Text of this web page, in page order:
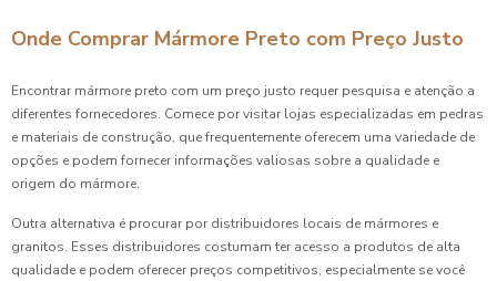
Onde Comprar Mármore Preto com Preço Justo
Encontrar mármore preto com um preço justo requer pesquisa e atenção a
diferentes fornecedores. Comece por visitar lojas especializadas em pedras
e materiais de construção, que frequentemente oferecem uma variedade de
opções e podem fornecer informações valiosas sobre a qualidade e
origem do mármore.
Outra alternativa é procurar por distribuidores locais de mármores e
granitos. Esses distribuidores costumam ter acesso a produtos de alta
qualidade e podem oferecer preços competitivos, especialmente se você